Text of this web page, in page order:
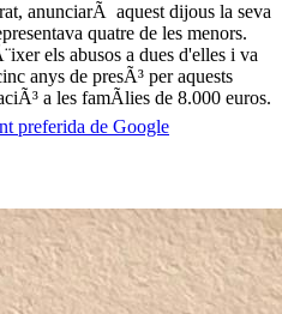
anunciarÃ aquest dijous la seva
quatre de les menors.
els abusos a dues d'elles i va
anys de presÃ³ per aquests
a les famÃ­lies de 8.000 euros.
preferida de Google